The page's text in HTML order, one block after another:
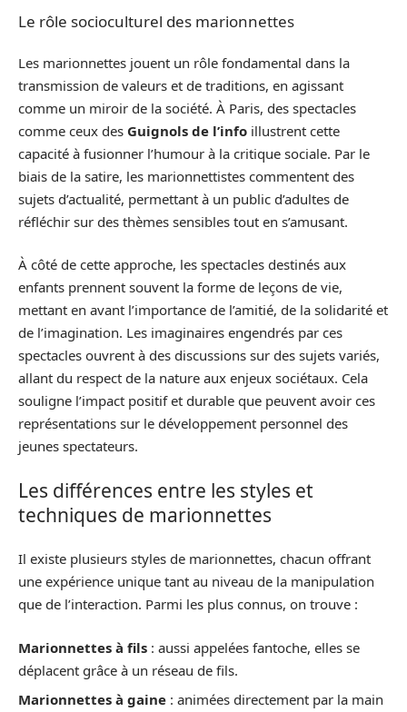
Le rôle socioculturel des marionnettes
Les marionnettes jouent un rôle fondamental dans la
transmission de valeurs et de traditions, en agissant
comme un miroir de la société. À Paris, des spectacles
comme ceux des Guignols de l’info illustrent cette
capacité à fusionner l’humour à la critique sociale. Par le
biais de la satire, les marionnettistes commentent des
sujets d’actualité, permettant à un public d’adultes de
réfléchir sur des thèmes sensibles tout en s’amusant.
À côté de cette approche, les spectacles destinés aux
enfants prennent souvent la forme de leçons de vie,
mettant en avant l’importance de l’amitié, de la solidarité et
de l’imagination. Les imaginaires engendrés par ces
spectacles ouvrent à des discussions sur des sujets variés,
allant du respect de la nature aux enjeux sociétaux. Cela
souligne l’impact positif et durable que peuvent avoir ces
représentations sur le développement personnel des
jeunes spectateurs.
Les différences entre les styles et
techniques de marionnettes
Il existe plusieurs styles de marionnettes, chacun offrant
une expérience unique tant au niveau de la manipulation
que de l’interaction. Parmi les plus connus, on trouve :
Marionnettes à fils : aussi appelées fantoche, elles se
déplacent grâce à un réseau de fils.
Marionnettes à gaine : animées directement par la main